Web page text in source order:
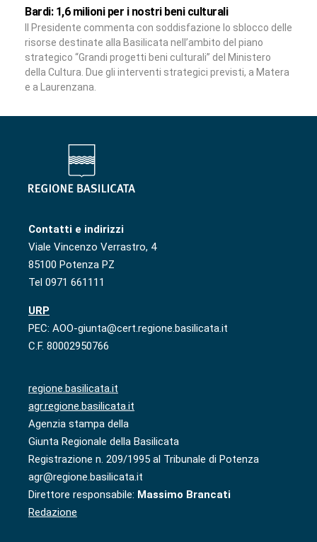
Bardi: 1,6 milioni per i nostri beni culturali
Il Presidente commenta con soddisfazione lo sblocco delle
risorse destinate alla Basilicata nell’ambito del piano
strategico “Grandi progetti beni culturali” del Ministero
della Cultura. Due gli interventi strategici previsti, a Matera
e a Laurenzana.
Contatti e indirizzi
Viale Vincenzo Verrastro, 4
85100 Potenza PZ
Tel 0971 661111
URP
PEC: AOO-giunta@cert.regione.basilicata.it
C.F. 80002950766
regione.basilicata.it
agr.regione.basilicata.it
Agenzia stampa della
Giunta Regionale della Basilicata
Registrazione n. 209/1995 al Tribunale di Potenza
agr@regione.basilicata.it
Direttore responsabile: Massimo Brancati
Redazione